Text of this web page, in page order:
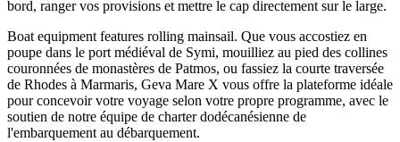
bord, ranger vos provisions et mettre le cap directement sur le large.
Boat equipment features rolling mainsail. Que vous accostiez en
poupe dans le port médiéval de Symi, mouilliez au pied des collines
couronnées de monastères de Patmos, ou fassiez la courte traversée
de Rhodes à Marmaris, Geva Mare X vous offre la plateforme idéale
pour concevoir votre voyage selon votre propre programme, avec le
soutien de notre équipe de charter dodécanésienne de
l'embarquement au débarquement.